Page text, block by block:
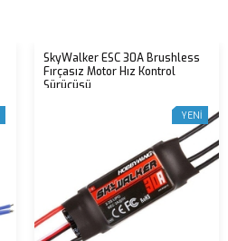
SkyWalker ESC 30A Brushless
Fırçasız Motor Hız Kontrol
Sürücüsü
YENI